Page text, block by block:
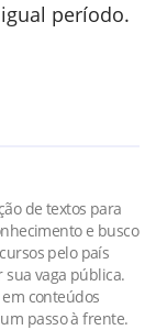
período.
de textos para
e busco
pelo país
vaga pública.
conteúdos
passo à frente.